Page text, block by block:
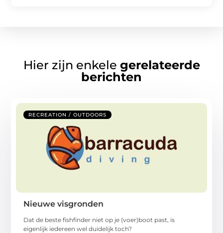
Hier zijn enkele gerelateerde
berichten
RECREATION / OUTDOORS
Nieuwe visgronden
Dat de beste fishfinder niet op je (voer)boot past, is
eigenlijk iedereen wel duidelijk toch?